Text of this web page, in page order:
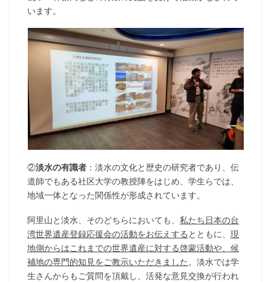
います。
②淡水の有識者 ：淡水の文化と歴史の研究者であり、伝
道師でもある社区大学の教授陣をはじめ、学生らでは、
地域一体となった関係性が形成されています。
阿里山と淡水、そのどちらにおいても、私たち日本の台
湾世界遺産登録応援会の活動をお伝えする とともに、現
地側からはこれまでの世界遺産に対する啓蒙活動や、候
補地の専門的知見をご教示いただきました。淡水では学
生さんからもご質問を頂戴し、活発な意見交換が行われ